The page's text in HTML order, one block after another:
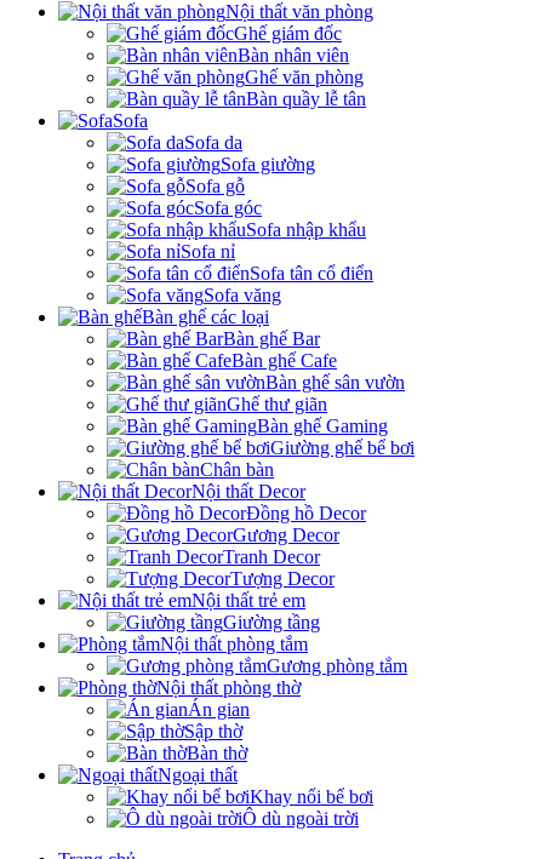
Nội thất văn phòng
Ghế giám đốc
Bàn nhân viên
Ghế văn phòng
Bàn quầy lễ tân
Sofa
Sofa da
Sofa giường
Sofa gỗ
Sofa góc
Sofa nhập khẩu
Sofa nỉ
Sofa tân cổ điển
Sofa văng
Bàn ghế các loại
Bàn ghế Bar
Bàn ghế Cafe
Bàn ghế sân vườn
Ghế thư giãn
Bàn ghế Gaming
Giường ghế bể bơi
Chân bàn
Nội thất Decor
Đồng hồ Decor
Gương Decor
Tranh Decor
Tượng Decor
Nội thất trẻ em
Giường tầng
Nội thất phòng tắm
Gương phòng tắm
Nội thất phòng thờ
Án gian
Sập thờ
Bàn thờ
Ngoại thất
Khay nổi bể bơi
Ô dù ngoài trời